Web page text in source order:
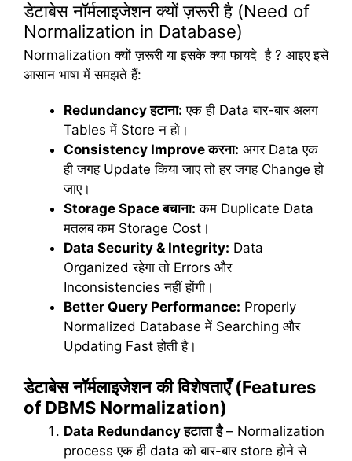
डेटाबेस नॉर्मलाइजेशन क्यों ज़रूरी है (Need of
Normalization in Database)
Normalization क्यों ज़रूरी या इसके क्या फायदे है ? आइए इसे
आसान भाषा में समझते हैं:
Redundancyहटाना: एक ही Data बार-बार अलग
Tables में Store न हो।
Consistency Improveकरना: अगर Data एक
ही जगह Update किया जाए तो हर जगह Change हो
जाए।
Storage Spaceबचाना: कम Duplicate Data
मतलब कम Storage Cost।
Data Security & Integrity: Data
Organized रहेगा तो Errors और
Inconsistencies नहीं होंगी।
Better Query Performance: Properly
Normalized Database में Searching और
Updating Fast होती है।
डेटाबेस नॉर्मलाइजेशन की विशेषताएँ(Features
of DBMS Normalization)
Data Redundancyहटाता है– Normalization
process एक ही data को बार-बार store होने से